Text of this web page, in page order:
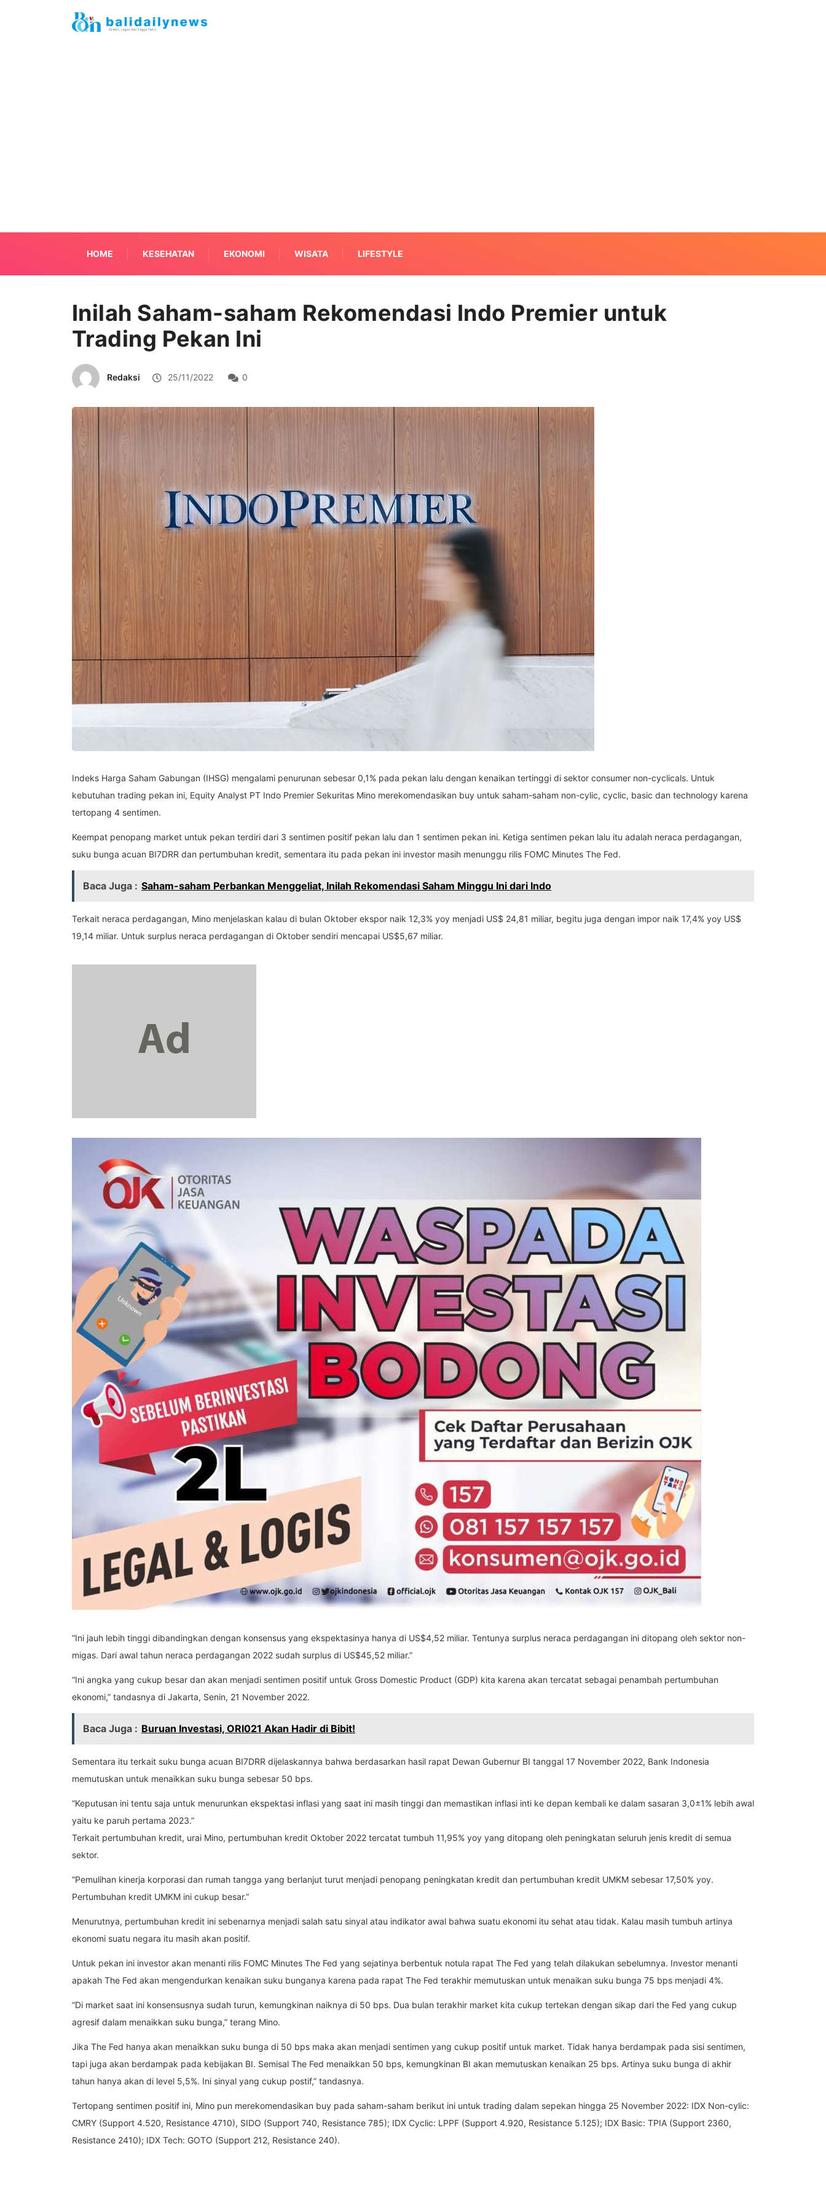
HOME KESEHATAN EKONOMI WISATA LIFESTYLE
Inilah Saham-saham Rekomendasi Indo Premier untuk
Trading Pekan Ini
Redaksi 25/11/2022 0
Indeks Harga Saham Gabungan (IHSG) mengalami penurunan sebesar 0,1% pada pekan lalu dengan kenaikan tertinggi di sektor consumer non-cyclicals. Untuk
kebutuhan trading pekan ini, Equity Analyst PT Indo Premier Sekuritas Mino merekomendasikan buy untuk saham-saham non-cylic, cyclic, basic dan technology karena
tertopang 4 sentimen.
Keempat penopang market untuk pekan terdiri dari 3 sentimen positif pekan lalu dan 1 sentimen pekan ini. Ketiga sentimen pekan lalu itu adalah neraca perdagangan,
suku bunga acuan BI7DRR dan pertumbuhan kredit, sementara itu pada pekan ini investor masih menunggu rilis FOMC Minutes The Fed.
Baca Juga : Saham-saham Perbankan Menggeliat, Inilah Rekomendasi Saham Minggu Ini dari Indo
Terkait neraca perdagangan, Mino menjelaskan kalau di bulan Oktober ekspor naik 12,3% yoy menjadi US$ 24,81 miliar, begitu juga dengan impor naik 17,4% yoy US$
19,14 miliar. Untuk surplus neraca perdagangan di Oktober sendiri mencapai US$5,67 miliar.
“Ini jauh lebih tinggi dibandingkan dengan konsensus yang ekspektasinya hanya di US$4,52 miliar. Tentunya surplus neraca perdagangan ini ditopang oleh sektor non-
migas. Dari awal tahun neraca perdagangan 2022 sudah surplus di US$45,52 miliar.”
“Ini angka yang cukup besar dan akan menjadi sentimen positif untuk Gross Domestic Product (GDP) kita karena akan tercatat sebagai penambah pertumbuhan
ekonomi,” tandasnya di Jakarta, Senin, 21 November 2022.
Baca Juga : Buruan Investasi, ORI021 Akan Hadir di Bibit!
Sementara itu terkait suku bunga acuan BI7DRR dijelaskannya bahwa berdasarkan hasil rapat Dewan Gubernur BI tanggal 17 November 2022, Bank Indonesia
memutuskan untuk menaikkan suku bunga sebesar 50 bps.
“Keputusan ini tentu saja untuk menurunkan ekspektasi inflasi yang saat ini masih tinggi dan memastikan inflasi inti ke depan kembali ke dalam sasaran 3,0±1% lebih awal
yaitu ke paruh pertama 2023.”
Terkait pertumbuhan kredit, urai Mino, pertumbuhan kredit Oktober 2022 tercatat tumbuh 11,95% yoy yang ditopang oleh peningkatan seluruh jenis kredit di semua
sektor.
“Pemulihan kinerja korporasi dan rumah tangga yang berlanjut turut menjadi penopang peningkatan kredit dan pertumbuhan kredit UMKM sebesar 17,50% yoy.
Pertumbuhan kredit UMKM ini cukup besar.”
Menurutnya, pertumbuhan kredit ini sebenarnya menjadi salah satu sinyal atau indikator awal bahwa suatu ekonomi itu sehat atau tidak. Kalau masih tumbuh artinya
ekonomi suatu negara itu masih akan positif.
Untuk pekan ini investor akan menanti rilis FOMC Minutes The Fed yang sejatinya berbentuk notula rapat The Fed yang telah dilakukan sebelumnya. Investor menanti
apakah The Fed akan mengendurkan kenaikan suku bunganya karena pada rapat The Fed terakhir memutuskan untuk menaikan suku bunga 75 bps menjadi 4%.
“Di market saat ini konsensusnya sudah turun, kemungkinan naiknya di 50 bps. Dua bulan terakhir market kita cukup tertekan dengan sikap dari the Fed yang cukup
agresif dalam menaikkan suku bunga,” terang Mino.
Jika The Fed hanya akan menaikkan suku bunga di 50 bps maka akan menjadi sentimen yang cukup positif untuk market. Tidak hanya berdampak pada sisi sentimen,
tapi juga akan berdampak pada kebijakan BI. Semisal The Fed menaikkan 50 bps, kemungkinan BI akan memutuskan kenaikan 25 bps. Artinya suku bunga di akhir
tahun hanya akan di level 5,5%. Ini sinyal yang cukup postif,” tandasnya.
Tertopang sentimen positif ini, Mino pun merekomendasikan buy pada saham-saham berikut ini untuk trading dalam sepekan hingga 25 November 2022: IDX Non-cylic:
CMRY (Support 4.520, Resistance 4710), SIDO (Support 740, Resistance 785); IDX Cyclic: LPPF (Support 4.920, Resistance 5.125); IDX Basic: TPIA (Support 2360,
Resistance 2410); IDX Tech: GOTO (Support 212, Resistance 240).